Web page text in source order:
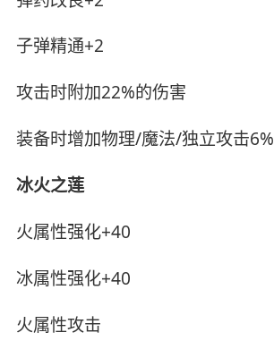
子弹精通+2
攻击时附加22%的伤害
装备时增加物理/魔法/独立攻击6%
冰火之莲
火属性强化+40
冰属性强化+40
火属性攻击